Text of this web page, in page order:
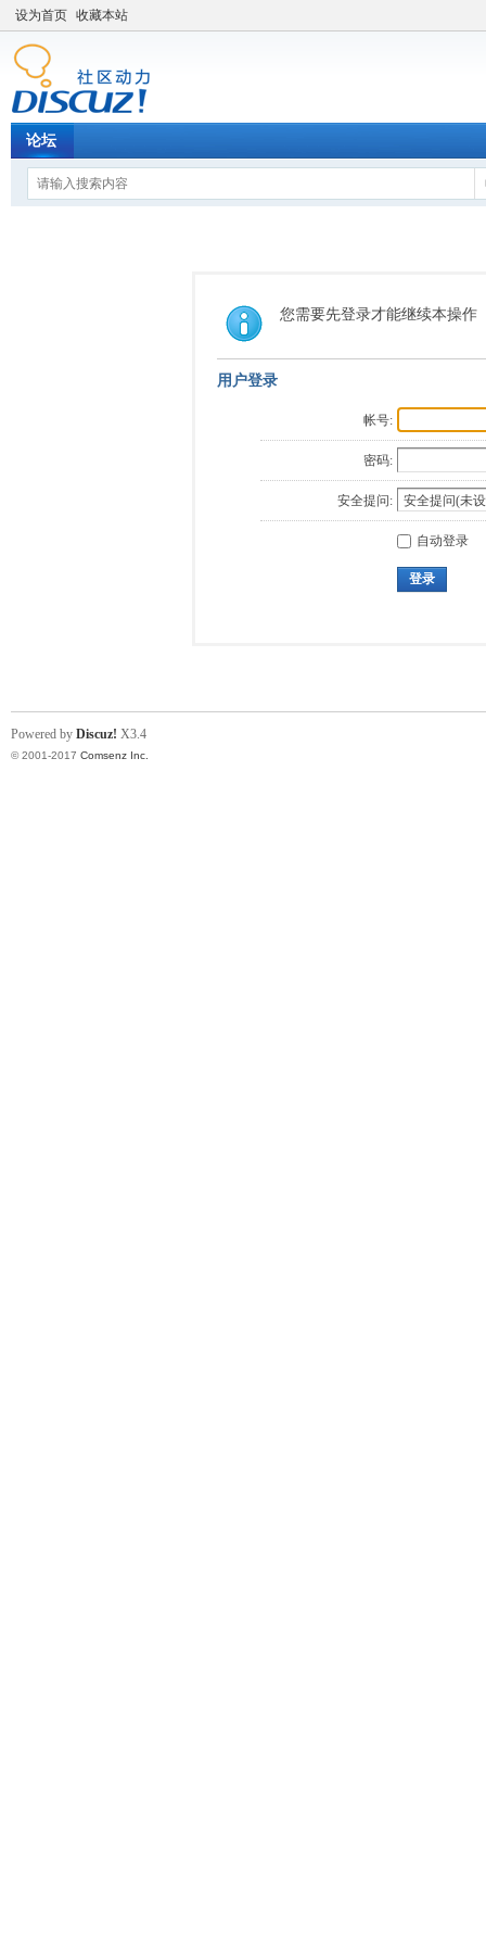
设为首页 收藏本站
论坛
您需要先登录才能继续本操作
用户登录
帐号:
密码:
安全提问:
自动登录
登录
Powered by Discuz! X3.4
© 2001-2017 Comsenz Inc.